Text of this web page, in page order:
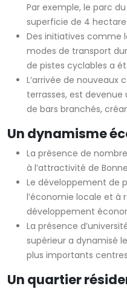
Par exemple, le parc
superficie de 4
Des initiatives comme
modes de transport
de pistes cyclables a
L’arrivée de
terrasses, est
de bars branchés,
Un dynamisme
La présence de
à l’attractivité de
Le développement de
l’économie locale et à
développement
La présence
supérieur a dynamisé
plus importants
Un quartier